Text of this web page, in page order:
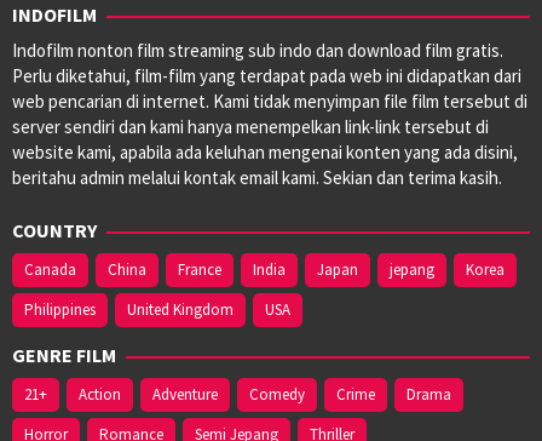
INDOFILM
Indofilm nonton film streaming sub indo dan download film gratis.
Perlu diketahui, film-film yang terdapat pada web ini didapatkan dari
web pencarian di internet. Kami tidak menyimpan file film tersebut di
server sendiri dan kami hanya menempelkan link-link tersebut di
website kami, apabila ada keluhan mengenai konten yang ada disini,
beritahu admin melalui kontak email kami. Sekian dan terima kasih.
COUNTRY
Canada China France India Japan jepang
Korea
Philippines
United Kingdom USA
GENRE FILM
21+ Action Adventure Comedy Crime
Drama
Horror
Romance Semi Jepang Thriller